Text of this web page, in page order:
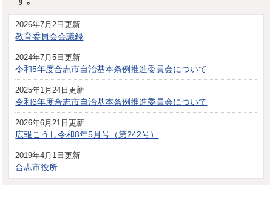
2026年7月2日更新
教育委員会会議録
2024年7月5日更新
令和5年度合志市自治基本条例推進委員会について
2025年1月24日更新
令和6年度合志市自治基本条例推進委員会について
2026年6月21日更新
広報こうし令和8年5月号（第242号）
2019年4月1日更新
合志市役所